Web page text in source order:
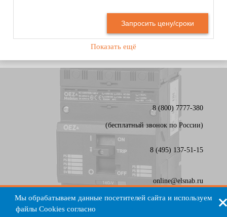
Запросить цену/сроки
Показать ещё
8 (800) 7777-380
(бесплатный звонок по России)
8 (495) 137-51-15
online@elsnab.ru
Мы обрабатываем данные посетителей сайта и используем
файлы Cookies согласно